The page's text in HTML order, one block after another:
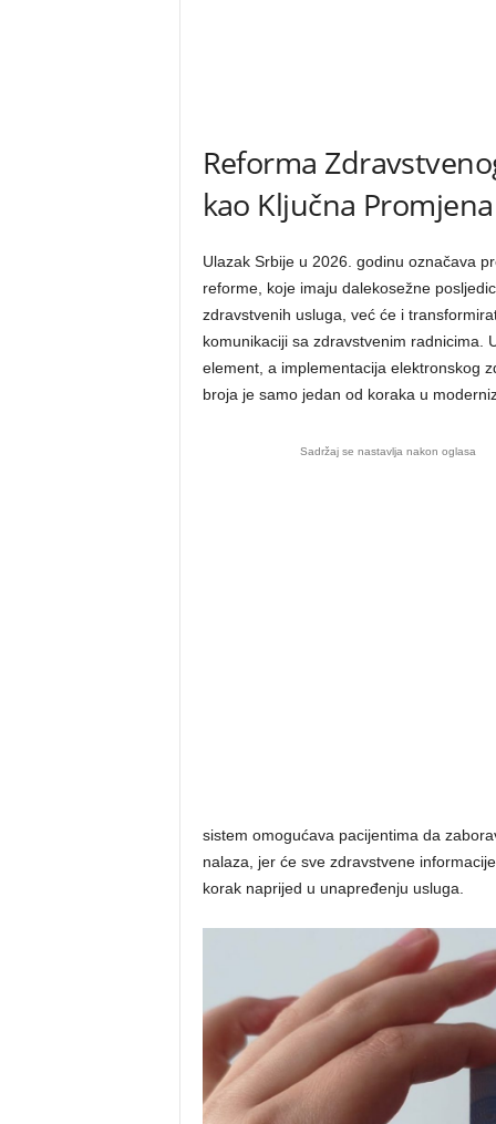
Reforma
kao Ključna Promjena
Ulazak Srbije u 2026. godinu označava
reforme, koje imaju dalekosežne
zdravstvenih usluga, već će i
komunikaciji sa zdravstvenim radnicima.
element, a implementacija elektronskog
broja je samo jedan od koraka u
Sadržaj se nastavlja nakon oglasa
sistem omogućava pacijentima da
nalaza, jer će sve zdravstvene
korak naprijed u unapređenju usluga.